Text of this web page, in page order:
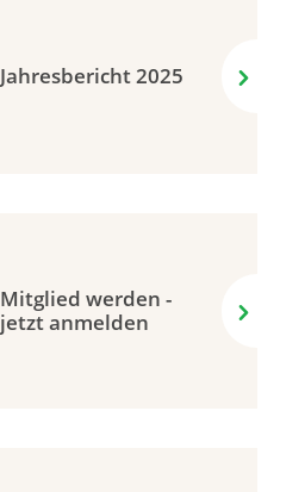
Jahresbericht 2025
Mitglied werden -
jetzt anmelden